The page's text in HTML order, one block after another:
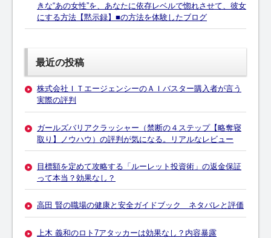
きな“あの女性”を、あなたに依存レベルで惚れさせて、彼女
にする方法【黙示録】■の方法を体験したブログ
最近の投稿
株式会社ＩＴエージェンシーのＡＩバスター購入者が言う
実際の評判
ガールズバリアクラッシャー（禁断の４ステップ【略奪寝
取り】ノウハウ）の評判が気になる。リアルなレビュー
目標額を定めて攻略する「ルーレット投資術」の返金保証
って本当？効果なし？
高田 賢の職場の健康と安全ガイドブック ネタバレと評価
上木 義和のロト7アタッカーは効果なし？内容暴露